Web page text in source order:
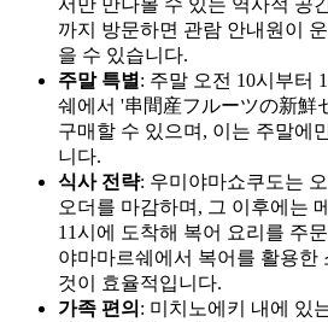
서만 만나볼 수 있는 역사적 공
까지 방문하면 관람 안내원이
을 수 있습니다.
주말 특별 : 주말 오전 10시부터
쉐에서 '串間産フルーツの新鮮
구매할 수 있으며, 이는 주말에
니다.
식사 전략: 우미야마쇼쿠도는
오더를 마감하며, 그 이후에는
11시에 도착해 복어 요리를 주
야마마르쉐에서 복어를 활용한
것이 효율적입니다.
가족 편의 : 미치노에키 내에 있